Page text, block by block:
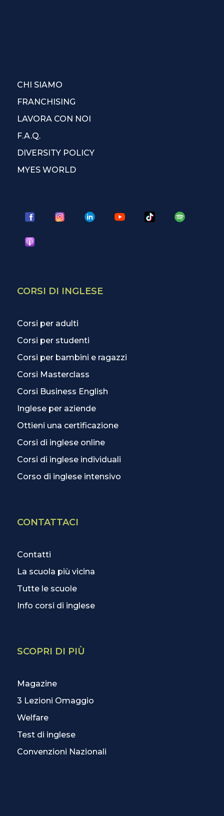
CHI SIAMO
FRANCHISING
LAVORA CON NOI
F.A.Q.
DIVERSITY POLICY
MYES WORLD
CORSI DI INGLESE
Corsi per adulti
Corsi per studenti
Corsi per bambini e ragazzi
Corsi Masterclass
Corsi Business English
Inglese per aziende
Ottieni una certificazione
Corsi di inglese online
Corsi di inglese individuali
Corso di inglese intensivo
CONTATTACI
Contatti
La scuola più vicina
Tutte le scuole
Info corsi di inglese
SCOPRI DI PIÙ
Magazine
3 Lezioni Omaggio
Welfare
Test di inglese
Convenzioni Nazionali